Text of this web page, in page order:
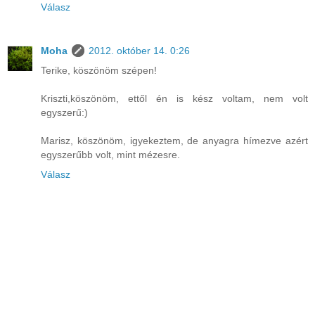
Válasz
Moha
2012. október 14. 0:26
Terike, köszönöm szépen!
Kriszti,köszönöm, ettől én is kész voltam, nem volt
egyszerű:)
Marisz, köszönöm, igyekeztem, de anyagra hímezve azért
egyszerűbb volt, mint mézesre.
Válasz